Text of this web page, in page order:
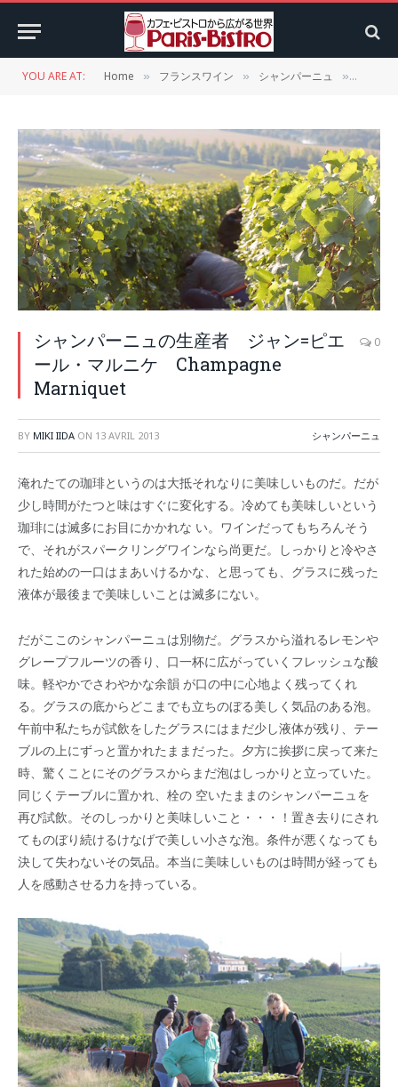
YOU ARE AT: Home » フランスワイン » シャンパーニュ »
シャンパーニュの生産者 ジャン=ピエ
ール・マルニケ Champagne
Marniquet
0
BY MIKI IIDA ON 13 AVRIL 2013 シャンパーニュ
淹れたての珈琲というのは大抵それなりに美味しいものだ。だが
少し時間がたつと味はすぐに変化する。冷めても美味しいという
珈琲には滅多にお目にかかれな い。ワインだってもちろんそう
で、それがスパークリングワインなら尚更だ。しっかりと冷やさ
れた始めの一口はまあいけるかな、と思っても、グラスに残った
液体が最後まで美味しいことは滅多にない。
だがここのシャンパーニュは別物だ。グラスから溢れるレモンや
グレープフルーツの香り、口一杯に広がっていくフレッシュな酸
味。軽やかでさわやかな余韻 が口の中に心地よく残ってくれ
る。グラスの底からどこまでも立ちのぼる美しく気品のある泡。
午前中私たちが試飲をしたグラスにはまだ少し液体が残り、テー
ブルの上にずっと置かれたままだった。夕方に挨拶に戻って来た
時、驚くことにそのグラスからまだ泡はしっかりと立っていた。
同じくテーブルに置かれ、栓の 空いたままのシャンパーニュを
再び試飲。そのしっかりと美味しいこと・・・！置き去りにされ
てものぼり続けるけなげで美しい小さな泡。条件が悪くなっても
決して失わないその気品。本当に美味しいものは時間が経っても
人を感動させる力を持っている。